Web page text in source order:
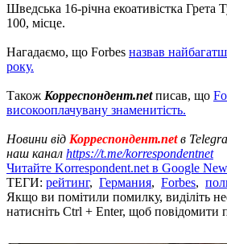
Шведська 16-річна екоативістка Грета
100, місце.
Нагадаємо, що Forbes назвав
року.
Також Корреспондент.netписав, що
високооплачувану знаменитість.
Новини від Корреспондент.netв
наш канал https://t.me/korrespondentnet
Читайте Korrespondent.net в Google
ТЕГИ: рейтинг, Германия, Forbes,
Якщо ви помітили помилку, виділіть
натисніть Ctrl + Enter, щоб повідомити